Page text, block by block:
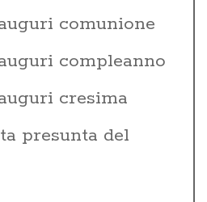
comunione
compleanno
cresima
presunta del